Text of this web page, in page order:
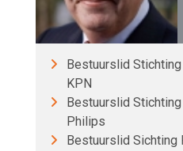
Bestuurslid
KPN
Bestuurslid
Philips
Bestuurslid Sichting